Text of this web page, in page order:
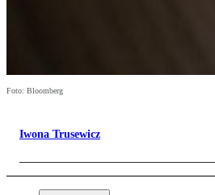
Foto: Bloomberg
Iwona Trusewicz